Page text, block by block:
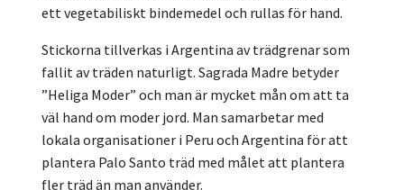
ett vegetabiliskt bindemedel och rullas för hand.
Stickorna tillverkas i Argentina av trädgrenar som
fallit av träden naturligt. Sagrada Madre betyder
”Heliga Moder” och man är mycket mån om att ta
väl hand om moder jord. Man samarbetar med
lokala organisationer i Peru och Argentina för att
plantera Palo Santo träd med målet att plantera
fler träd än man använder.